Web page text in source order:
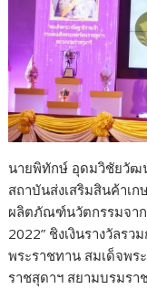
นายพิทักษ์ อุดมวิชัยวัฒ
สถาบันส่งเสริมสินค้าเ
ผลิตภัณฑ์นวัตกรรมจาก
2022” ชิงเงินรางวัลร
พระราชทาน สมเด็จพร
ราชสุดาฯ สยามบรมรา